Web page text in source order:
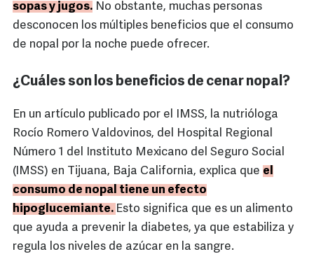
sopas y jugos. No obstante, muchas personas
desconocen los múltiples beneficios que el consumo
de nopal por la noche puede ofrecer.
¿Cuáles son los beneficios de cenar nopal?
En un artículo publicado por el IMSS, la nutrióloga
Rocío Romero Valdovinos, del Hospital Regional
Número 1 del Instituto Mexicano del Seguro Social
(IMSS) en Tijuana, Baja California, explica que el
consumo de nopal tiene un efecto
hipoglucemiante. Esto significa que es un alimento
que ayuda a prevenir la diabetes, ya que estabiliza y
regula los niveles de azúcar en la sangre.